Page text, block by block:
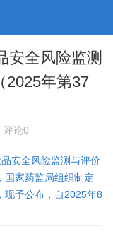
安全风险监测
2025年第37
评论0
安全风险监测与评价
国家药监局组织制定
现予公布，自2025年8